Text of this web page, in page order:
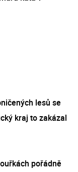
lesů se
kraj to zakázal
pořádně